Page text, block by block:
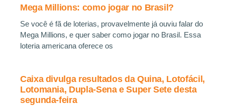
Mega Millions: como jogar no Brasil?
Se você é fã de loterias, provavelmente já ouviu falar do
Mega Millions, e quer saber como jogar no Brasil. Essa
loteria americana oferece os
Caixa divulga resultados da Quina, Lotofácil,
Lotomania, Dupla-Sena e Super Sete desta
segunda-feira